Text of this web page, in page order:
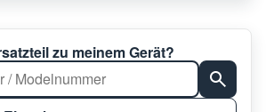
zu meinem Gerät?